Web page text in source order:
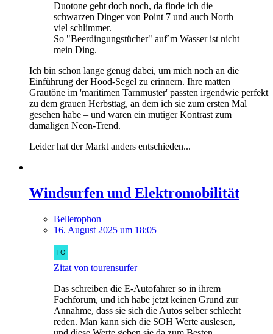
Duotone geht doch noch, da finde ich die
schwarzen Dinger von Point 7 und auch North
viel schlimmer.
So "Beerdingungstücher" auf´m Wasser ist nicht
mein Ding.
Ich bin schon lange genug dabei, um mich noch an die
Einführung der Hood-Segel zu erinnern. Ihre matten
Grautöne im 'maritimen Tarnmuster' passten irgendwie perfekt
zu dem grauen Herbsttag, an dem ich sie zum ersten Mal
gesehen habe – und waren ein mutiger Kontrast zum
damaligen Neon-Trend.
Leider hat der Markt anders entschieden...
Windsurfen und Elektromobilität
Bellerophon
16. August 2025 um 18:05
Zitat von tourensurfer
Das schreiben die E-Autofahrer so in ihrem
Fachforum, und ich habe jetzt keinen Grund zur
Annahme, dass sie sich die Autos selber schlecht
reden. Man kann sich die SOH Werte auslesen,